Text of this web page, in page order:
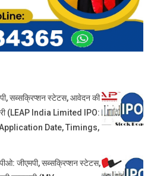
सब्सक्रिप्शन स्टेटस, आवेदन की
(LEAP India Limited IPO:
Date, Timings,
जीएमपी, सब्सक्रिप्शन स्टेटस,